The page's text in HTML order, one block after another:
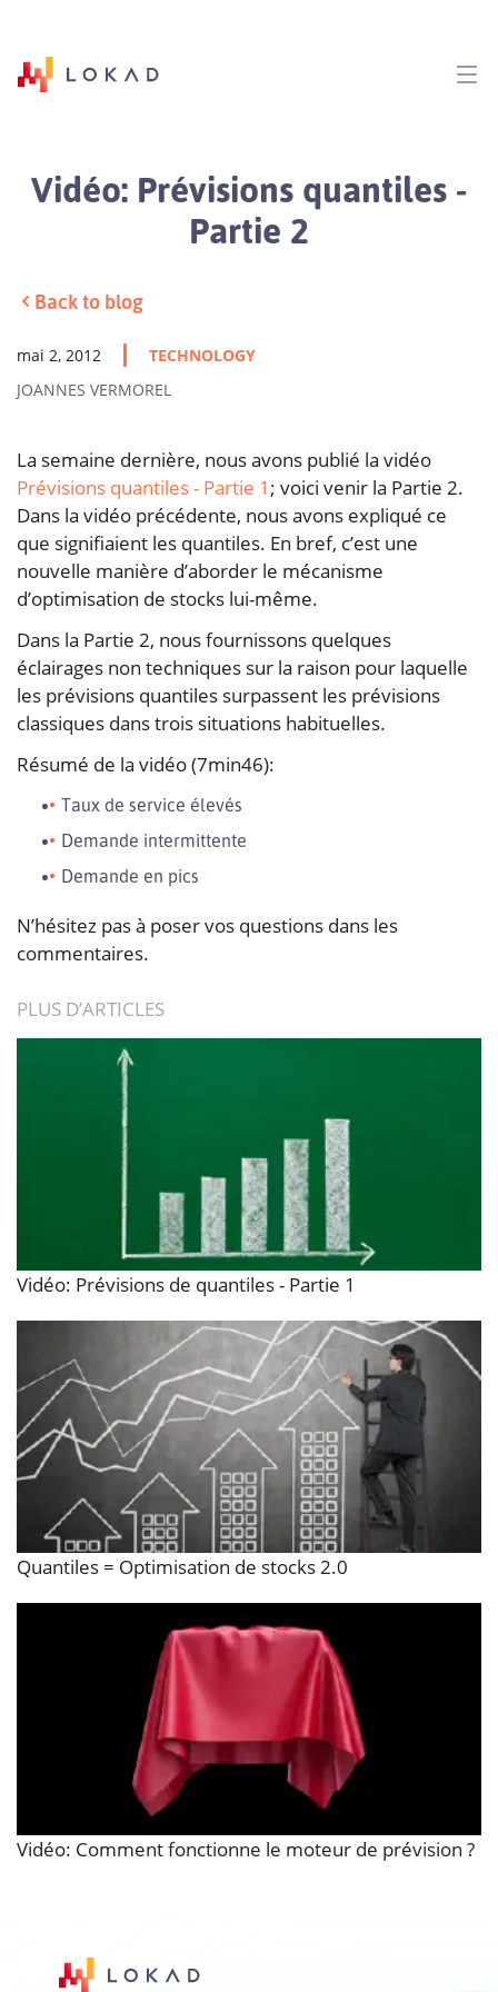
Vidéo: Prévisions quantiles -
Partie 2
Back to blog
mai 2, 2012
TECHNOLOGY
JOANNES VERMOREL
La semaine dernière, nous avons publié la vidéo
Prévisions quantiles - Partie 1 ; voici venir la Partie 2.
Dans la vidéo précédente, nous avons expliqué ce
que signifiaient les quantiles. En bref, c’est une
nouvelle manière d’aborder le mécanisme
d’optimisation de stocks lui-même.
Dans la Partie 2, nous fournissons quelques
éclairages non techniques sur la raison pour laquelle
les prévisions quantiles surpassent les prévisions
classiques dans trois situations habituelles.
Résumé de la vidéo (7min46):
Taux de service élevés
Demande intermittente
Demande en pics
N’hésitez pas à poser vos questions dans les
commentaires.
PLUS D’ARTICLES
Vidéo: Prévisions de quantiles - Partie 1
Quantiles = Optimisation de stocks 2.0
Vidéo: Comment fonctionne le moteur de prévision ?